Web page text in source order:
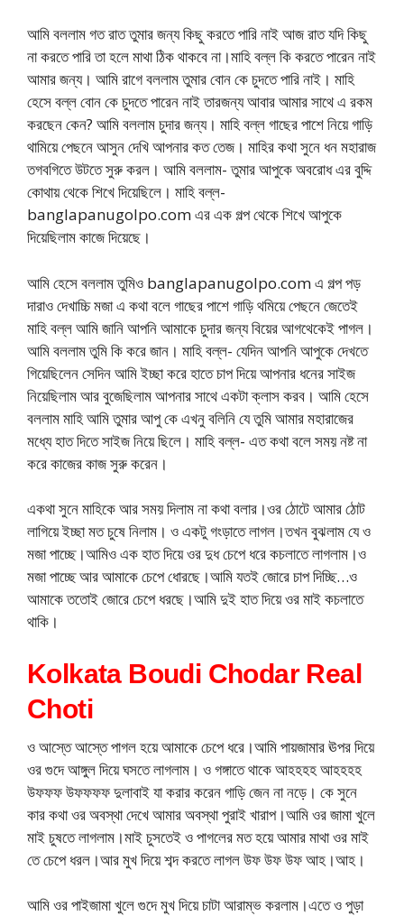
আমি বললাম গত রাত তুমার জন্য কিছু করতে পারি নাই আজ রাত যদি কিছু
না করতে পারি তা হলে মাথা ঠিক থাকবে না।মাহি বল্ল কি করতে পারেন নাই
আমার জন্য। আমি রাগে বললাম তুমার বোন কে চুদতে পারি নাই। মাহি
হেসে বল্ল বোন কে চুদতে পারেন নাই তারজন্য আবার আমার সাথে এ রকম
করছেন কেন? আমি বললাম চুদার জন্য। মাহি বল্ল গাছের পাশে নিয়ে গাড়ি
থামিয়ে পেছনে আসুন দেখি আপনার কত তেজ। মাহির কথা সুনে ধন মহারাজ
তগবগিতে উটতে সুরু করল। আমি বললাম- তুমার আপুকে অবরোধ এর বুদ্দি
কোথায় থেকে শিখে দিয়েছিলে। মাহি বল্ল-
banglapanugolpo.com এর এক গল্প থেকে শিখে আপুকে
দিয়েছিলাম কাজে দিয়েছে।
আমি হেসে বললাম তুমিও banglapanugolpo.com এ গল্প পড়
দারাও দেখাচ্চি মজা এ কথা বলে গাছের পাশে গাড়ি থমিয়ে পেছনে জেতেই
মাহি বল্ল আমি জানি আপনি আমাকে চুদার জন্য বিয়ের আগথেকেই পাগল।
আমি বললাম তুমি কি করে জান। মাহি বল্ল- যেদিন আপনি আপুকে দেখতে
গিয়েছিলেন সেদিন আমি ইচ্ছা করে হাতে চাপ দিয়ে আপনার ধনের সাইজ
নিয়েছিলাম আর বুজেছিলাম আপনার সাথে একটা ক্লাস করব। আমি হেসে
বললাম মাহি আমি তুমার আপু কে এখনু বলিনি যে তুমি আমার মহারাজের
মধ্যে হাত দিতে সাইজ নিয়ে ছিলে। মাহি বল্ল- এত কথা বলে সময় নষ্ট না
করে কাজের কাজ সুরু করেন।
একথা সুনে মাহিকে আর সময় দিলাম না কথা বলার।ওর ঠোটে আমার ঠোট
লাগিয়ে ইচ্ছা মত চুষে নিলাম। ও একটু গংড়াতে লাগল।তখন বুঝলাম যে ও
মজা পাচ্ছে।আমিও এক হাত দিয়ে ওর দুধ চেপে ধরে কচলাতে লাগলাম।ও
মজা পাচ্ছে আর আমাকে চেপে ধোরছে।আমি যতই জোরে চাপ দিচ্ছি…ও
আমাকে ততোই জোরে চেপে ধরছে।আমি দুই হাত দিয়ে ওর মাই কচলাতে
থাকি।
Kolkata Boudi Chodar Real
Choti
ও আস্তে আস্তে পাগল হয়ে আমাকে চেপে ধরে।আমি পায়জামার ঊপর দিয়ে
ওর গুদে আঙ্গুল দিয়ে ঘসতে লাগলাম। ও গঙ্গাতে থাকে আহহহহ আহহহহ
উফফফ উফফফফ দুলাবাই যা করার করেন গাড়ি জেন না নড়ে। কে সুনে
কার কথা ওর অবস্থা দেখে আমার অবস্থা পুরাই খারাপ।আমি ওর জামা খুলে
মাই চুষতে লাগলাম।মাই চুসতেই ও পাগলের মত হয়ে আমার মাথা ওর মাই
তে চেপে ধরল।আর মুখ দিয়ে শব্দ করতে লাগল উফ উফ উফ আহ।আহ।
আমি ওর পাইজামা খুলে গুদে মুখ দিয়ে চাটা আরাম্ভ করলাম।এতে ও পুড়া